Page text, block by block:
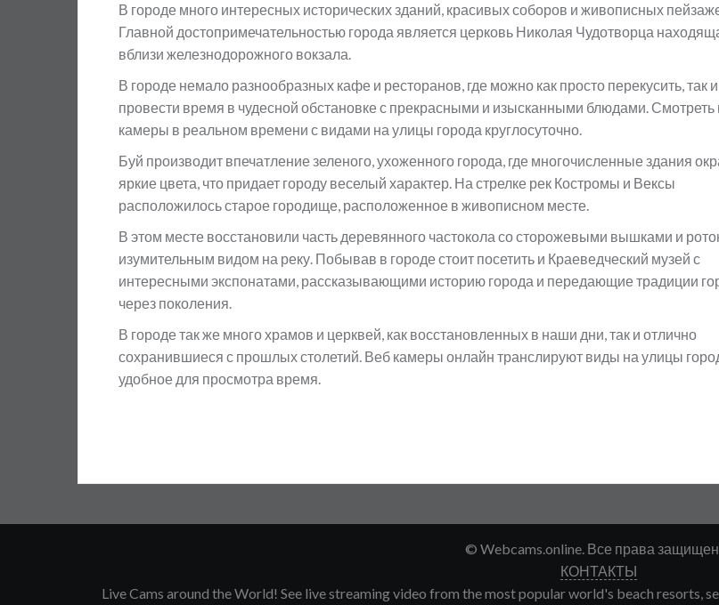
В городе много интересных исторических зданий, красивых соборов и живописных
Главной достопримечательностью города является церковь Николая Чудотворца
вблизи железнодорожного вокзала.
В городе немало разнообразных кафе и ресторанов, где можно как просто перекусить, так и
провести время в чудесной обстановке с прекрасными и изысканными блюдами. Смотреть
камеры в реальном времени с видами на улицы города круглосуточно.
Буй производит впечатление зеленого, ухоженного города, где многочисленные здания
яркие цвета, что придает городу веселый характер. На стрелке рек Костромы и Вексы
расположилось старое городище, расположенное в живописном месте.
В этом месте восстановили часть деревянного частокола со сторожевыми вышками и
изумительным видом на реку. Побывав в городе стоит посетить и Краеведческий музей с
интересными экспонатами, рассказывающими историю города и передающие традиции
через поколения.
В городе так же много храмов и церквей, как восстановленных в наши дни, так и отлично
сохранившиеся с прошлых столетий. Веб камеры онлайн транслируют виды на улицы
удобное для просмотра время.
© Webcams.online. Все права
КОНТАКТЫ
Live Cams around the World! See live streaming video from the most popular world's beach resorts,